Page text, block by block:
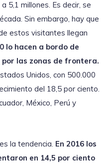
5,1 millones. Es decir, se
Sin embargo, hay que
estos visitantes llegan
lo hacen a bordo de
las zonas de frontera.
Unidos, con 500.000
del 18,5 por ciento.
México, Perú y
la tendencia. En 2016 los
en 14,5 por ciento